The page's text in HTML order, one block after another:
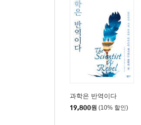
4 입체적으로 바라본 뉴턴
5 아인슈타인과 푸앵카레
6 두 개의 세상, 고전역학
7 오펜하이머, 그는 누구인
8 20세기 핵물리학이 걸
9 천재였던 노버트 위너
10 대중이 열광했던 물리
4부 개인적이고 철학적인
과학은 반역이다
19,800원 (10% 할인)